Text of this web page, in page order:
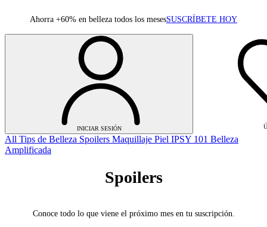
Ahorra +60% en belleza todos los mesesSUSCRÍBETE HOY
INICIAR SESIÓN
All Tips de Belleza Spoilers Maquillaje Piel IPSY 101 Belleza
Amplificada
Spoilers
Conoce todo lo que viene el próximo mes en tu suscripción.